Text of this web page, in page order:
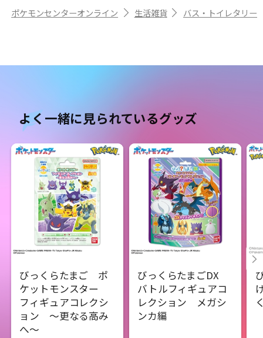
ポケモンセンターオンライン 生活雑貨 バス・トイレタリー
よく一緒に見られているグッズ
びっくらたまご ポ
ケットモンスター
フィギュアコレクシ
ョン ～更なる高み
へ～
びっくらたまごDX
バトルフィギュアコ
レクション メガシ
ンカ編